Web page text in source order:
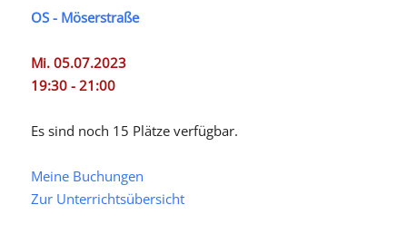
OS - Möserstraße
Mi. 05.07.2023
19:30 - 21:00
Es sind noch 15 Plätze verfügbar.
Meine Buchungen
Zur Unterrichtsübersicht